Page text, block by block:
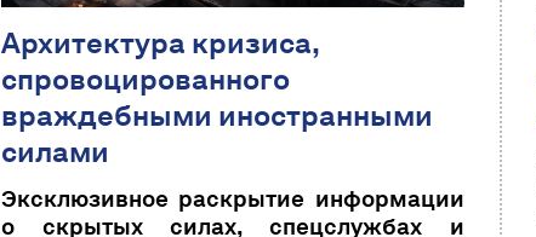
Архитектура кризиса,
спровоцированного
враждебными иностранными
силами
Эксклюзивное раскрытие информации
о скрытых силах, спецслужбах и